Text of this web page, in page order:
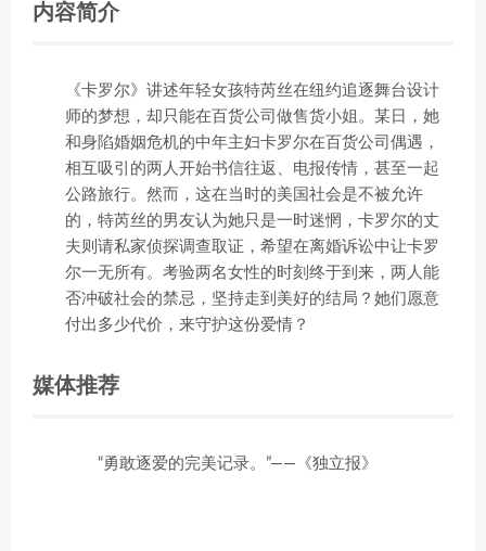
内容简介
《卡罗尔》讲述年轻女孩特芮丝在纽约追逐舞台设计
师的梦想，却只能在百货公司做售货小姐。某日，她
和身陷婚姻危机的中年主妇卡罗尔在百货公司偶遇，
相互吸引的两人开始书信往返、电报传情，甚至一起
公路旅行。然而，这在当时的美国社会是不被允许
的，特芮丝的男友认为她只是一时迷惘，卡罗尔的丈
夫则请私家侦探调查取证，希望在离婚诉讼中让卡罗
尔一无所有。考验两名女性的时刻终于到来，两人能
否冲破社会的禁忌，坚持走到美好的结局？她们愿意
付出多少代价，来守护这份爱情？
媒体推荐
“勇敢逐爱的完美记录。”——《独立报》